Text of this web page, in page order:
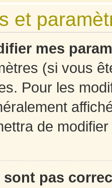
et
mes
(si vous
Pour les
de
sont pas